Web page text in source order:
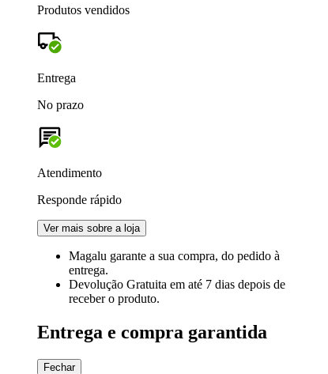
Produtos vendidos
Entrega
No prazo
Atendimento
Responde rápido
Ver mais sobre a loja
Magalu garante a sua compra, do pedido à
entrega.
Devolução Gratuita em até 7 dias depois de
receber o produto.
Entrega e compra garantida
Fechar